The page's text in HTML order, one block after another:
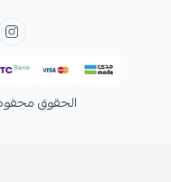
الحقوق محفوظة